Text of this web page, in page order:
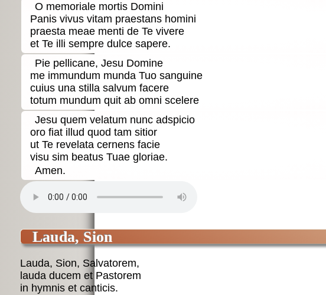
O memoriale mortis Domini
Panis vivus vitam praestans homini
praesta meae menti de Te vivere
et Te illi sempre dulce sapere.
Pie pellicane, Jesu Domine
me immundum munda Tuo sanguine
cuius una stilla salvum facere
totum mundum quit ab omni scelere
Jesu quem velatum nunc adspicio
oro fiat illud quod tam sitior
ut Te revelata cernens facie
visu sim beatus Tuae gloriae.
Amen.
Lauda, Sion
Lauda, Sion, Salvatorem,
lauda ducem et Pastorem
in hymnis et canticis.